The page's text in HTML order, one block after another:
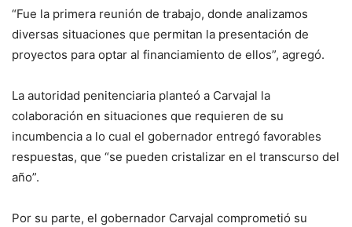
“Fue la primera reunión de trabajo, donde analizamos
diversas situaciones que permitan la presentación de
proyectos para optar al financiamiento de ellos”, agregó.
La autoridad penitenciaria planteó a Carvajal la
colaboración en situaciones que requieren de su
incumbencia a lo cual el gobernador entregó favorables
respuestas, que “se pueden cristalizar en el transcurso del
año”.
Por su parte, el gobernador Carvajal comprometió su